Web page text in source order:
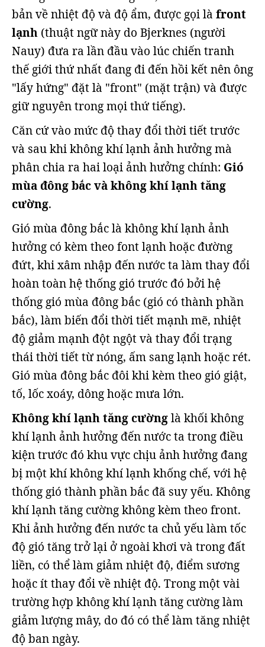
bản về nhiệt độ và độ ẩm, được gọi là front
lạnh (thuật ngữ này do Bjerknes (người
Nauy) đưa ra lần đầu vào lúc chiến tranh
thế giới thứ nhất đang đi đến hồi kết nên ông
"lấy hứng" đặt là "front" (mặt trận) và được
giữ nguyên trong mọi thứ tiếng).
Căn cứ vào mức độ thay đổi thời tiết trước
và sau khi không khí lạnh ảnh hưởng mà
phân chia ra hai loại ảnh hưởng chính: Gió
mùa đông bắc và không khí lạnh tăng
cường.
Gió mùa đông bắc là không khí lạnh ảnh
hưởng có kèm theo font lạnh hoặc đường
đứt, khi xâm nhập đến nước ta làm thay đổi
hoàn toàn hệ thống gió trước đó bởi hệ
thống gió mùa đông bắc (gió có thành phần
bắc), làm biến đổi thời tiết mạnh mẽ, nhiệt
độ giảm mạnh đột ngột và thay đổi trạng
thái thời tiết từ nóng, ấm sang lạnh hoặc rét.
Gió mùa đông bắc đôi khi kèm theo gió giật,
tố, lốc xoáy, dông hoặc mưa lớn.
Không khí lạnh tăng cườnglà khối không
khí lạnh ảnh hưởng đến nước ta trong điều
kiện trước đó khu vực chịu ảnh hưởng đang
bị một khí không khí lạnh khống chế, với hệ
thống gió thành phần bắc đã suy yếu. Không
khí lạnh tăng cường không kèm theo front.
Khi ảnh hưởng đến nước ta chủ yếu làm tốc
độ gió tăng trở lại ở ngoài khơi và trong đất
liền, có thể làm giảm nhiệt độ, điểm sương
hoặc ít thay đổi về nhiệt độ. Trong một vài
trường hợp không khí lạnh tăng cường làm
giảm lượng mây, do đó có thể làm tăng nhiệt
độ ban ngày.